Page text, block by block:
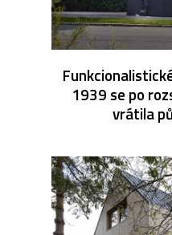
1939 se po
vrátila